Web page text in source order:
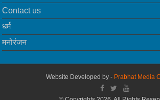
Contact us
धर्म
मनोरंजन
Website Developed by - Prabhat Media